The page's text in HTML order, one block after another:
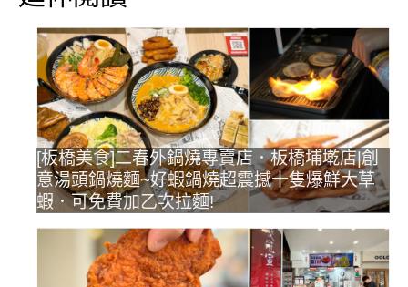
[板橋美食]二春外鍋燒專賣店．板橋埔墘店|創
意湯頭鍋燒麵~好蝦鍋燒超震撼十隻爆鮮大草
蝦．可免費加乙次拉麵!